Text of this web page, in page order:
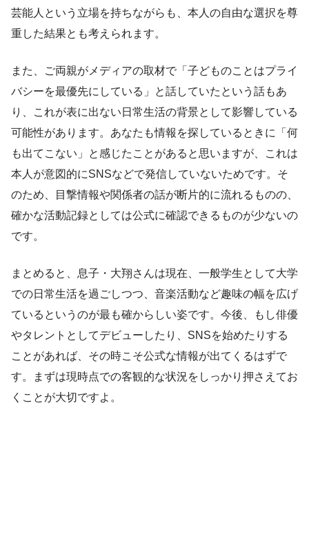
芸能人という立場を持ちながらも、本人の自由な選択を尊
重した結果とも考えられます。
また、ご両親がメディアの取材で「子どものことはプライ
バシーを最優先にしている」と話していたという話もあ
り、これが表に出ない日常生活の背景として影響している
可能性があります。あなたも情報を探しているときに「何
も出てこない」と感じたことがあると思いますが、これは
本人が意図的にSNSなどで発信していないためです。そ
のため、目撃情報や関係者の話が断片的に流れるものの、
確かな活動記録としては公式に確認できるものが少ないの
です。
まとめると、息子・大翔さんは現在、一般学生として大学
での日常生活を過ごしつつ、音楽活動など趣味の幅を広げ
ているというのが最も確からしい姿です。今後、もし俳優
やタレントとしてデビューしたり、SNSを始めたりする
ことがあれば、その時こそ公式な情報が出てくるはずで
す。まずは現時点での客観的な状況をしっかり押さえてお
くことが大切ですよ。